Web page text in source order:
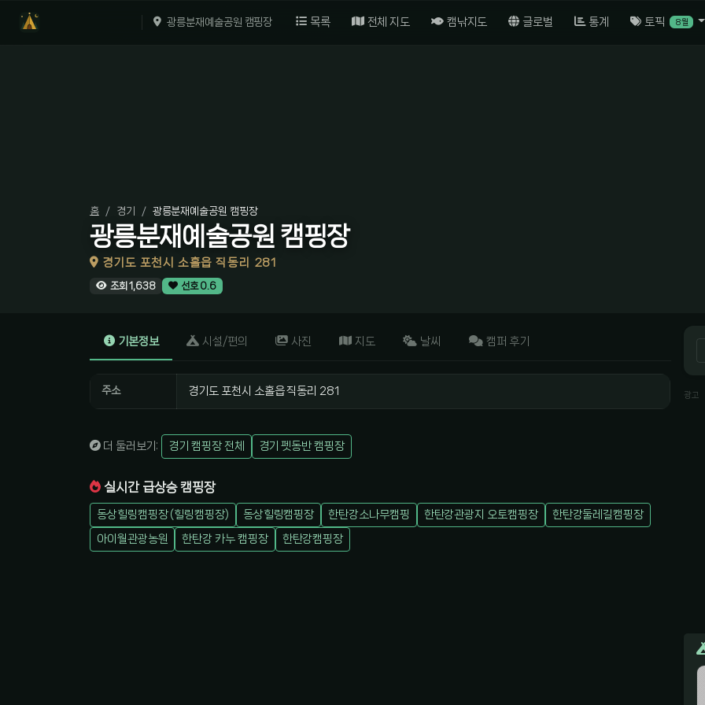
광릉분재예술공원 캠핑장 목록 전체 지도 캠낚지도 글로벌 통계 토픽 8월
홈 경기 광릉분재예술공원 캠핑장
광릉분재예술공원 캠핑장
경기도 포천시 소홀읍 직동리 281
조회 1,638 선호 0.6
기본정보 시설/편의 사진 지도 날씨 캠퍼 후기
주소 경기도 포천시 소홀읍 직동리 281
더 둘러보기: 경기 캠핑장 전체 경기 펫동반 캠핑장
실시간 급상승 캠핑장
동상힐링캠핑장 (힐링캠핑장) 동상힐링캠핑장 한탄강소나무캠핑 한탄강관광지 오토캠핑장
한탄강둘레길캠핑장
아이월관광농원
한탄강 카누 캠핑장 한탄강캠핑장
광고